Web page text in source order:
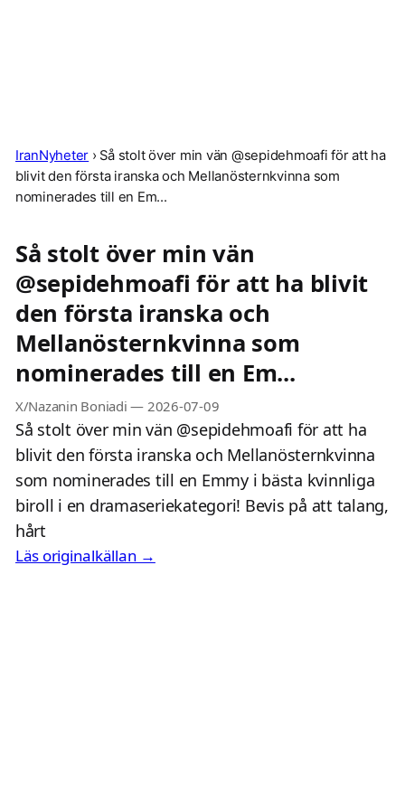
IranNyheter › Så stolt över min vän @sepidehmoafi för att ha
blivit den första iranska och Mellanösternkvinna som
nominerades till en Em...
Så stolt över min vän
@sepidehmoafi för att ha blivit
den första iranska och
Mellanösternkvinna som
nominerades till en Em...
X/Nazanin Boniadi — 2026-07-09
Så stolt över min vän @sepidehmoafi för att ha
blivit den första iranska och Mellanösternkvinna
som nominerades till en Emmy i bästa kvinnliga
biroll i en dramaseriekategori! Bevis på att talang,
hårt
Läs originalkällan →